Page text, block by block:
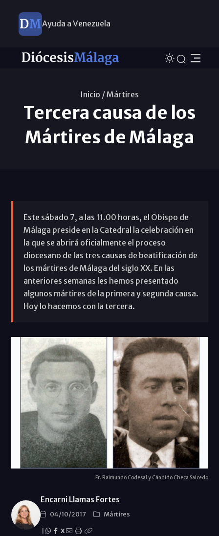
Ayuda a Venezuela
Inicio /Mártires
Tercera causa de los
Mártires de Málaga
Este sábado 7, a las 11.00 horas, el Obispo de
Málaga preside en la Catedral la celebración en
la que se abrirá oficialmente el proceso
diocesano de las tres causas de beatificación de
los mártires de Málaga del siglo XX. En las
anteriores semanas les hemos presentado
algunos mártires de la primera y segunda causa.
Hoy lo hacemos con la tercera.
Fr. Raimundo Codesal y Cándido Checa Salcedo
Encarni Llamas Fortes
04/10/2017
Mártires
X